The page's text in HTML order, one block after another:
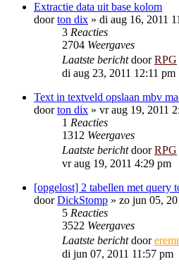
Extractie data uit base kolom
doorton dix » di aug 16, 2011
3 Reacties
2704 Weergaves
Laatste berichtdoorRPG
di aug 23, 2011 12:11 pm
Text in textveld opslaan mbv
doorton dix » vr aug 19, 2011
1 Reacties
1312 Weergaves
Laatste berichtdoorRPG
vr aug 19, 2011 4:29 pm
[opgelost] 2 tabellen met query
doorDickStomp » zo jun 05,
5 Reacties
3522 Weergaves
Laatste berichtdoor
di jun 07, 2011 11:57 pm